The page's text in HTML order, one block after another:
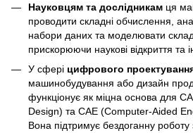
Науковцям та дослідникам ця
проводити складні обчислення,
набори даних та моделювати
прискорюючи наукові відкриття та
У сфері цифрового
машинобудування або дизайн
функціонує як міцна основа для
Design) та CAE (Computer-Aided
Вона підтримує бездоганну